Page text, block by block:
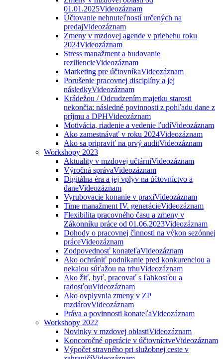
01.01.2025Videozáznam
Účtovanie nehnuteľností určených na
predajVideozáznam
Zmeny v mzdovej agende v priebehu roku
2024Videozáznam
Stress manažment a budovanie
reziliencieVideozáznam
Marketing pre účtovníkaVideozáznam
Porušenie pracovnej disciplíny a jej
následkyVideozáznam
Krádežou / Odcudzením majetku starosti
nekončia: následné povinnosti z pohľadu dane z
príjmu a DPHVideozáznam
Motivácia, riadenie a vedenie ľudíVideozáznam
Ako zamestnávať v roku 2024Videozáznam
Ako sa pripraviť na prvý auditVideozáznam
Workshopy 2023
Aktuality v mzdovej učtárniVideozáznam
Výročná správaVideozáznam
Digitálna éra a jej vplyv na účtovníctvo a
daneVideozáznam
Vyrubovacie konanie v praxiVideozáznam
Time manažment IV. generácieVideozáznam
Flexibilita pracovného času a zmeny v
Zákonníku práce od 01.06.2023Videozáznam
Dohody o pracovnej činnosti na výkon sezónnej
práceVideozáznam
Zodpovednosť konateľaVideozáznam
Ako ochrániť podnikanie pred konkurenciou a
nekalou súťažou na trhuVideozáznam
Ako žiť, byť, pracovať s ľahkosťou a
radosťouVideozáznam
Ako ovplyvnia zmeny v ZP
mzdárovVideozáznam
Práva a povinnosti konateľaVideozáznam
Workshopy 2022
Novinky v mzdovej oblastiVideozáznam
Koncoročné operácie v účtovníctveVideozáznam
Výpočet stravného pri služobnej ceste v